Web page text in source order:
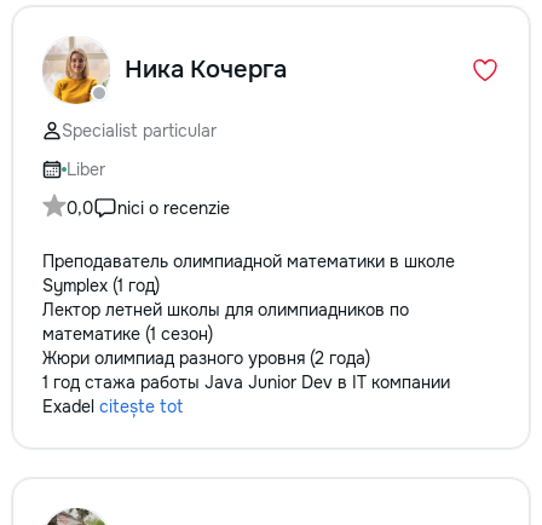
Ника Кочерга
Specialist particular
Liber
0,0
nici o recenzie
Преподаватель олимпиадной математики в школе
Symplex (1 год)
Лектор летней школы для олимпиадников по
математике (1 сезон)
Жюри олимпиад разного уровня (2 года)
1 год стажа работы Java Junior Dev в IT компании
Exadel citește tot